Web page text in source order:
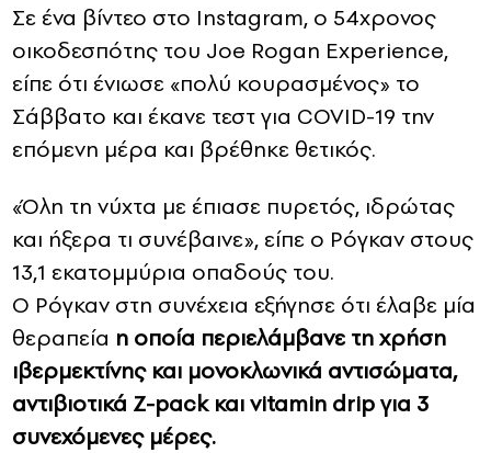
Σε ένα βίντεο στο Instagram, ο 54χρονος
οικοδεσπότης του Joe Rogan Experience,
είπε ότι ένιωσε «πολύ κουρασμένος» το
Σάββατο και έκανε τεστ για COVID-19 την
επόμενη μέρα και βρέθηκε θετικός.
«Όλη τη νύχτα με έπιασε πυρετός, ιδρώτας
και ήξερα τι συνέβαινε», είπε ο Ρόγκαν στους
13,1 εκατομμύρια οπαδούς του.
Ο Ρόγκαν στη συνέχεια εξήγησε ότι έλαβε μία
θεραπεία η οποία περιελάμβανε τη χρήση
ιβερμεκτίνης και μονοκλωνικά αντισώματα,
αντιβιοτικά Z-pack και vitamin drip για 3
συνεχόμενες μέρες.